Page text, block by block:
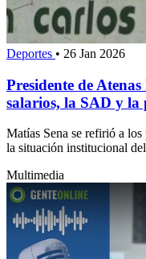
Deportes • 26 Jan 2026
Presidente de
salarios, la SAD y
Matías Sena se refirió a
la situación institucional
Multimedia